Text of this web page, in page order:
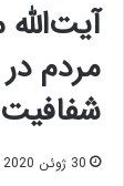
مردم
30 ژوئن 2020